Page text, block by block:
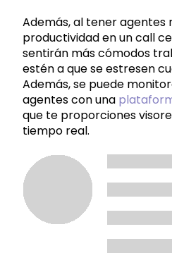
Además, al tener agentes
productividad en un call
sentirán más cómodos
estén a que se estresen
Además, se puede
agentes con una
que te proporciones
tiempo real.